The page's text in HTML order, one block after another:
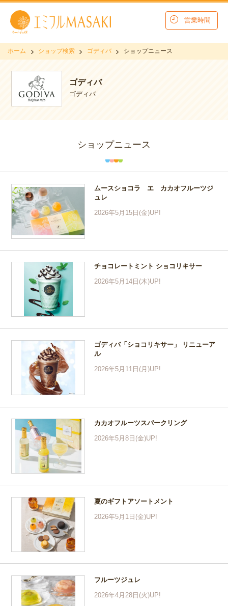
営業時間
ホーム ショップ検索 ゴディバ ショップニュース
ゴディバ
ゴディバ
ショップニュース
ムースショコラ エ カカオフルーツジ
ュレ
2026年5月15日(金)UP!
チョコレートミント ショコリキサー
2026年5月14日(木)UP!
ゴディバ「ショコリキサー」 リニューア
ル
2026年5月11日(月)UP!
カカオフルーツスパークリング
2026年5月8日(金)UP!
夏のギフトアソートメント
2026年5月1日(金)UP!
フルーツジュレ
2026年4月28日(火)UP!